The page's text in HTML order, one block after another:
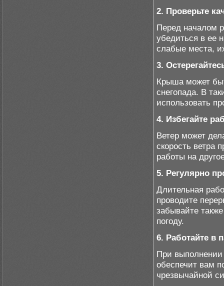
2. Проверьте
Перед началом
убедиться в ее
слабые места,
3.
Крыша может
снегопада. В
использовать
4. Избегайте
Ветер может
скорость ветра
работы на
5. Регулярно
Длительная
проводите
забывайте
погоду.
6. Работайте в
При выполнении
обеспечит вам
чрезвычайной